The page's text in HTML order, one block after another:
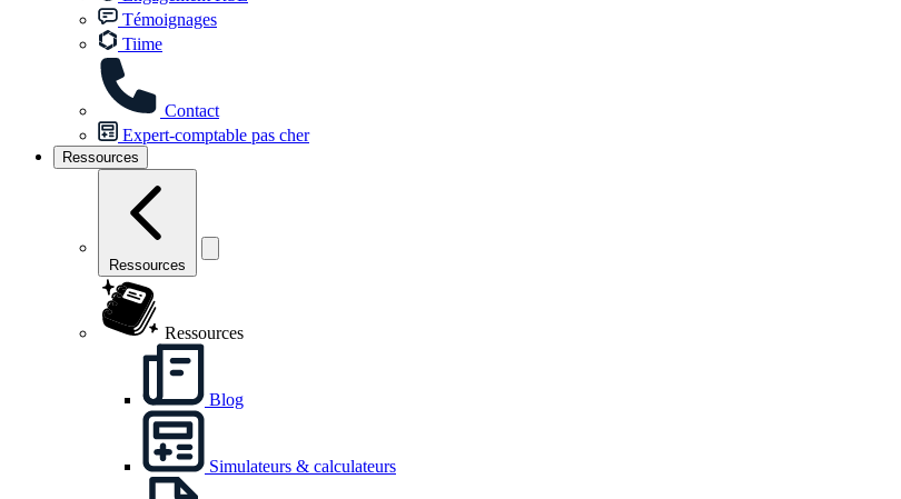
Témoignages
Tiime
Contact
Expert-comptable pas cher
Ressources
Ressources
Ressources
Blog
Simulateurs & calculateurs